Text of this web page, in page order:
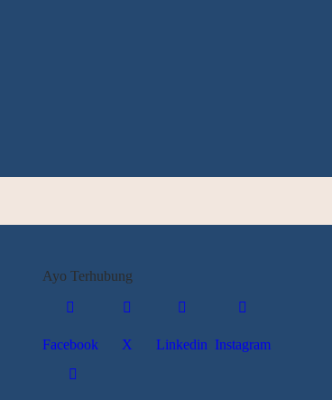
Ayo Terhubung
Facebook X Linkedin Instagram